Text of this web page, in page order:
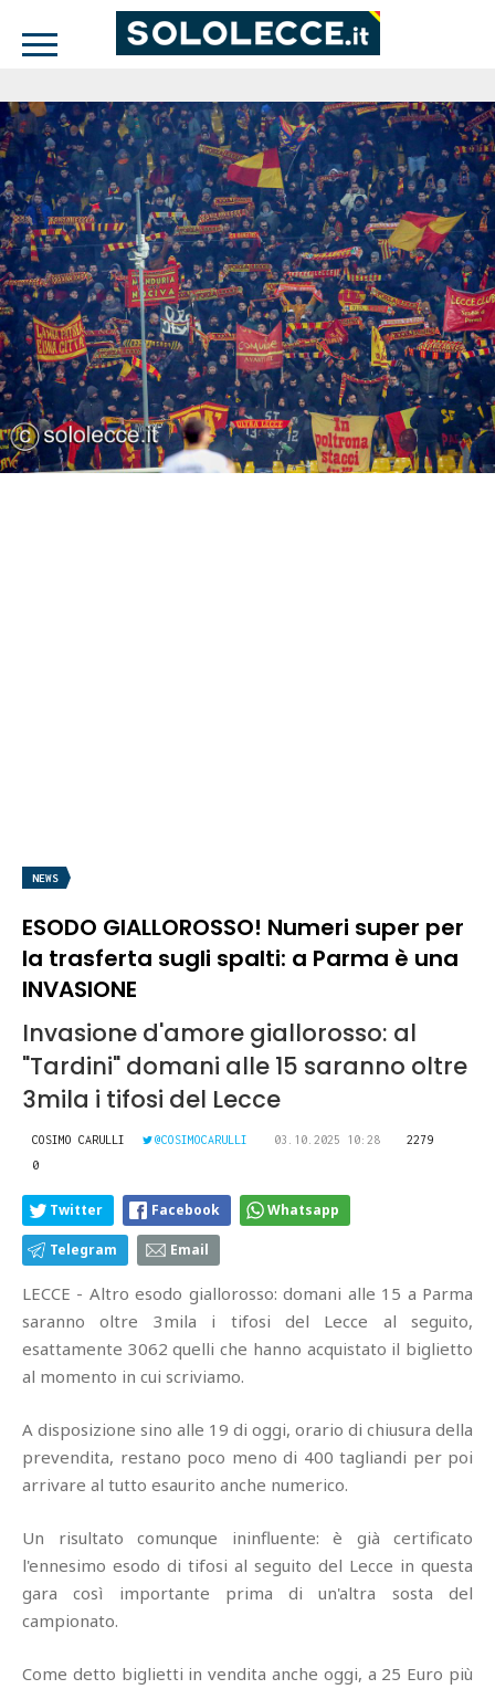
NEWS
ESODO GIALLOROSSO! Numeri super per
la trasferta sugli spalti: a Parma è una
INVASIONE
Invasione d'amore giallorosso: al
"Tardini" domani alle 15 saranno oltre
3mila i tifosi del Lecce
COSIMO CARULLI @COSIMOCARULLI 03.10.2025 10:28
2279
0
Twitter Facebook Whatsapp
Telegram Email
LECCE - Altro esodo giallorosso: domani alle 15 a Parma
saranno oltre 3mila i tifosi del Lecce al seguito,
esattamente 3062 quelli che hanno acquistato il biglietto
al momento in cui scriviamo.
A disposizione sino alle 19 di oggi, orario di chiusura della
prevendita, restano poco meno di 400 tagliandi per poi
arrivare al tutto esaurito anche numerico.
Un risultato comunque ininfluente: è già certificato
l'ennesimo esodo di tifosi al seguito del Lecce in questa
gara così importante prima di un'altra sosta del
campionato.
Come detto biglietti in vendita anche oggi, a 25 Euro più